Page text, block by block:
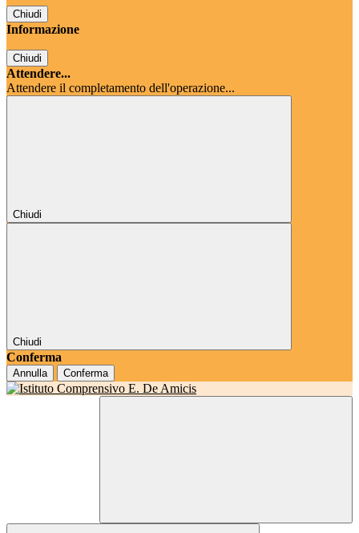
Chiudi
Informazione
Chiudi
Attendere...
Attendere il completamento dell'operazione...
Chiudi
Chiudi
Conferma
Annulla Conferma